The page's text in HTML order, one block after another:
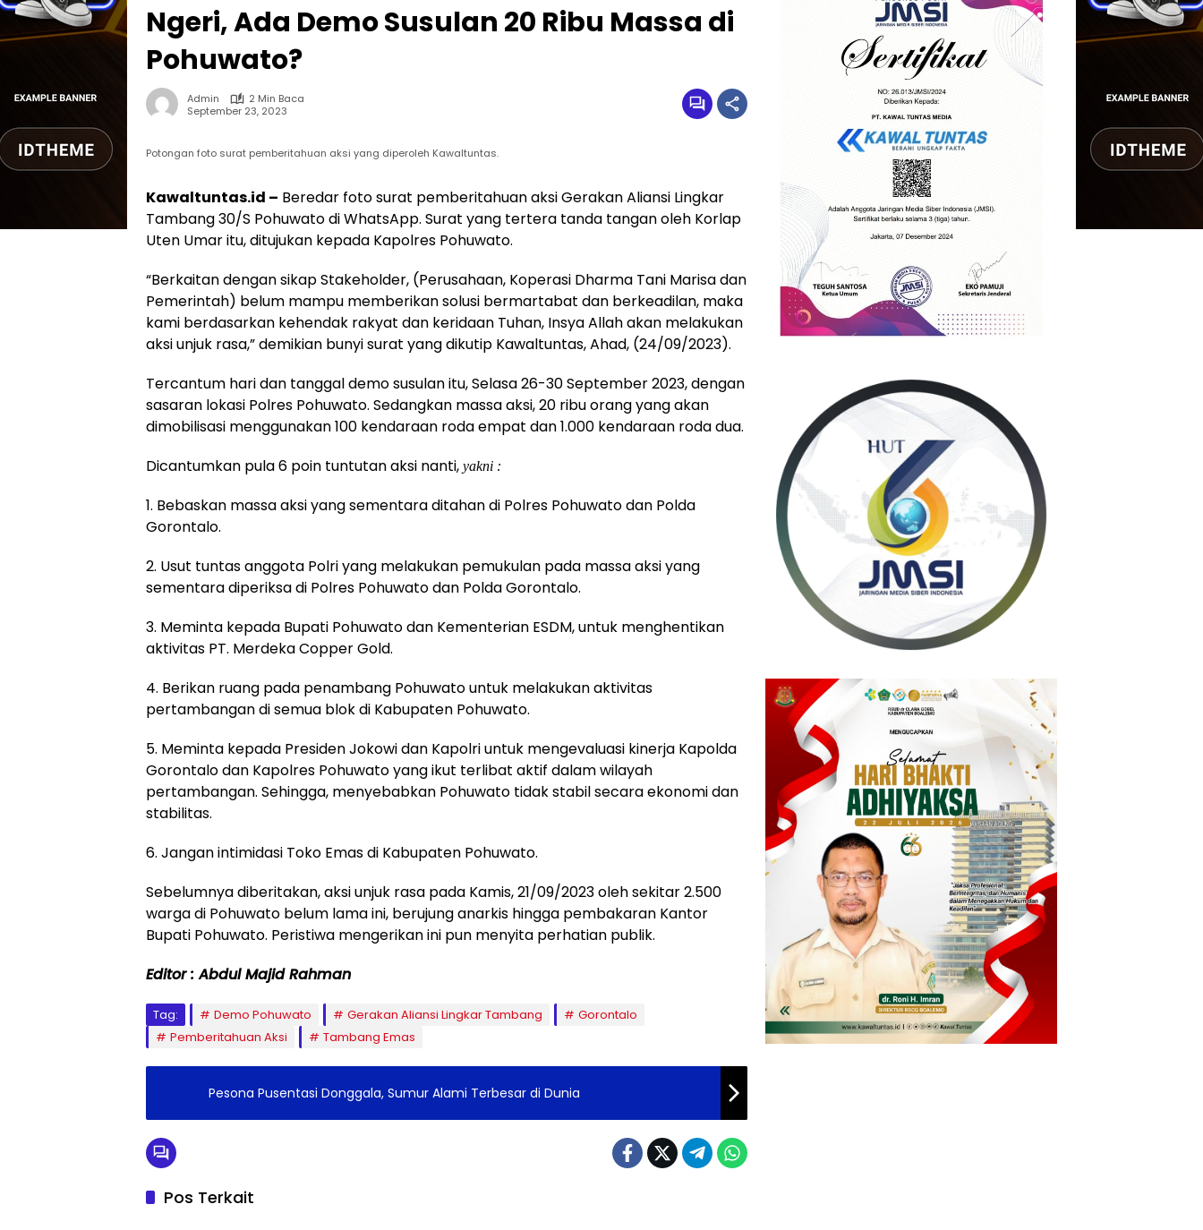
Ngeri, Ada Demo Susulan 20 Ribu Massa di
Pohuwato?
Admin
2 Min Baca
September 23, 2023
Potongan foto surat pemberitahuan aksi yang diperoleh Kawaltuntas.
Kawaltuntas.id – Beredar foto surat pemberitahuan aksi Gerakan Aliansi Lingkar
Tambang 30/S Pohuwato di WhatsApp. Surat yang tertera tanda tangan oleh Korlap
Uten Umar itu, ditujukan kepada Kapolres Pohuwato.
“Berkaitan dengan sikap Stakeholder, (Perusahaan, Koperasi Dharma Tani Marisa dan
Pemerintah) belum mampu memberikan solusi bermartabat dan berkeadilan, maka
kami berdasarkan kehendak rakyat dan keridaan Tuhan, Insya Allah akan melakukan
aksi unjuk rasa,” demikian bunyi surat yang dikutip Kawaltuntas, Ahad, (24/09/2023).
Tercantum hari dan tanggal demo susulan itu, Selasa 26-30 September 2023, dengan
sasaran lokasi Polres Pohuwato. Sedangkan massa aksi, 20 ribu orang yang akan
dimobilisasi menggunakan 100 kendaraan roda empat dan 1.000 kendaraan roda dua.
Dicantumkan pula 6 poin tuntutan aksi nanti, yakni :
1. Bebaskan massa aksi yang sementara ditahan di Polres Pohuwato dan Polda
Gorontalo.
2. Usut tuntas anggota Polri yang melakukan pemukulan pada massa aksi yang
sementara diperiksa di Polres Pohuwato dan Polda Gorontalo.
3. Meminta kepada Bupati Pohuwato dan Kementerian ESDM, untuk menghentikan
aktivitas PT. Merdeka Copper Gold.
4. Berikan ruang pada penambang Pohuwato untuk melakukan aktivitas
pertambangan di semua blok di Kabupaten Pohuwato.
5. Meminta kepada Presiden Jokowi dan Kapolri untuk mengevaluasi kinerja Kapolda
Gorontalo dan Kapolres Pohuwato yang ikut terlibat aktif dalam wilayah
pertambangan. Sehingga, menyebabkan Pohuwato tidak stabil secara ekonomi dan
stabilitas.
6. Jangan intimidasi Toko Emas di Kabupaten Pohuwato.
Sebelumnya diberitakan, aksi unjuk rasa pada Kamis, 21/09/2023 oleh sekitar 2.500
warga di Pohuwato belum lama ini, berujung anarkis hingga pembakaran Kantor
Bupati Pohuwato. Peristiwa mengerikan ini pun menyita perhatian publik.
Editor : Abdul Majid Rahman
Tag: Demo Pohuwato Gerakan Aliansi Lingkar Tambang
Gorontalo
Pemberitahuan Aksi
Tambang Emas
Pesona Pusentasi Donggala, Sumur Alami Terbesar di Dunia
Pos Terkait
Gorontalo